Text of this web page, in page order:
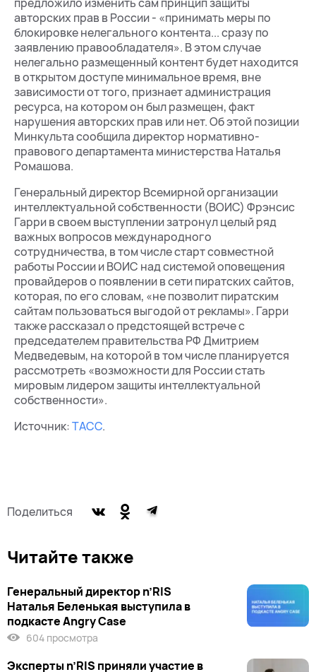
авторских прав в России - «принимать меры по
блокировке нелегального контента... сразу по
заявлению правообладателя». В этом случае
нелегально размещенный контент будет находится
в открытом доступе минимальное время, вне
зависимости от того, признает администрация
ресурса, на котором он был размещен, факт
нарушения авторских прав или нет. Об этой позиции
Минкульта сообщила директор нормативно-
правового департамента министерства Наталья
Ромашова.
Генеральный директор Всемирной организации
интеллектуальной собственности (ВОИС) Фрэнсис
Гарри в своем выступлении затронул целый ряд
важных вопросов международного
сотрудничества, в том числе старт совместной
работы России и ВОИС над системой оповещения
провайдеров о появлении в сети пиратских сайтов,
которая, по его словам, «не позволит пиратским
сайтам пользоваться выгодой от рекламы». Гарри
также рассказал о предстоящей встрече с
председателем правительства РФ Дмитрием
Медведевым, на которой в том числе планируется
рассмотреть «возможности для России стать
мировым лидером защиты интеллектуальной
собственности».
Источник:ТАСС.
Поделиться
Читайте также
Генеральный директор n’RIS
Наталья Беленькая выступила в
подкасте Angry Case
604 просмотра
Эксперты n’RIS приняли участие в